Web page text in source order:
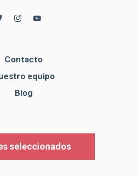
Contacto
equipo
Blog
seleccionados